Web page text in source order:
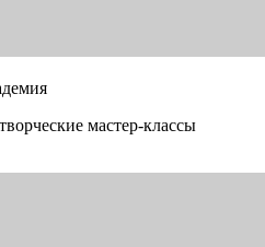
мастер-классы